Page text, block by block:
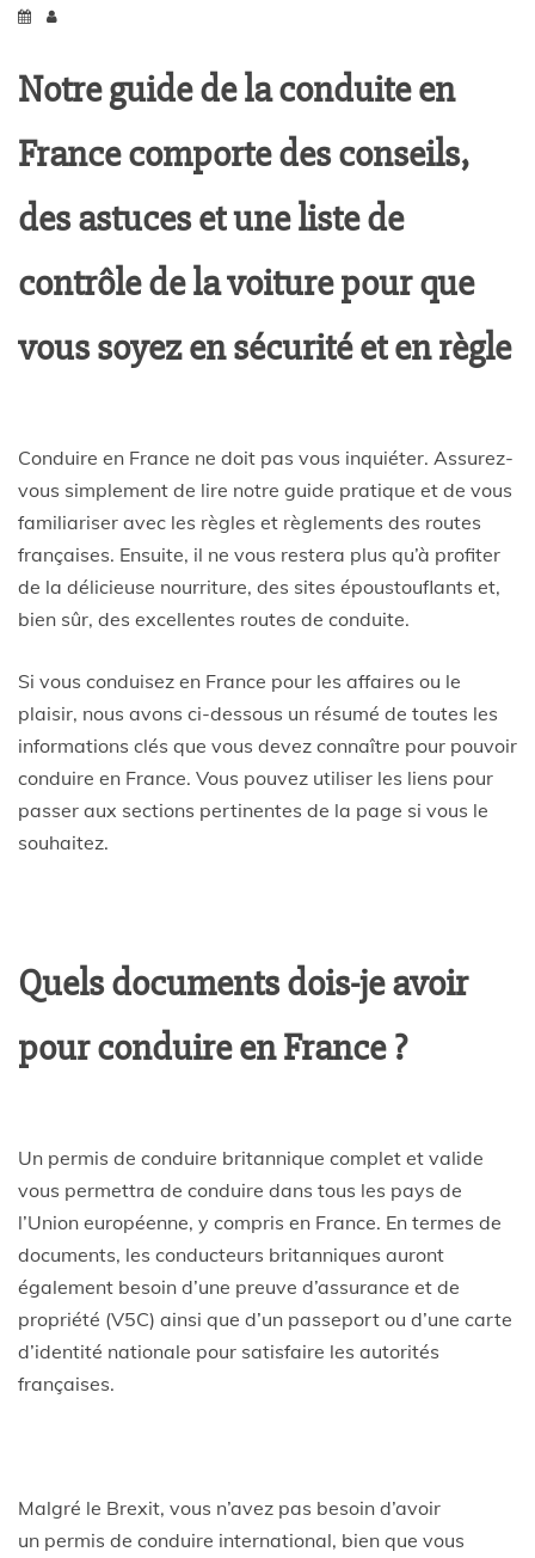
Notre guide de la conduite en
France comporte des conseils,
des astuces et une liste de
contrôle de la voiture pour que
vous soyez en sécurité et en règle
Conduire en France ne doit pas vous inquiéter. Assurez-
vous simplement de lire notre guide pratique et de vous
familiariser avec les règles et règlements des routes
françaises. Ensuite, il ne vous restera plus qu’à profiter
de la délicieuse nourriture, des sites époustouflants et,
bien sûr, des excellentes routes de conduite.
Si vous conduisez en France pour les affaires ou le
plaisir, nous avons ci-dessous un résumé de toutes les
informations clés que vous devez connaître pour pouvoir
conduire en France. Vous pouvez utiliser les liens pour
passer aux sections pertinentes de la page si vous le
souhaitez.
Quels documents dois-je avoir
pour conduire en France ?
Un permis de conduire britannique complet et valide
vous permettra de conduire dans tous les pays de
l’Union européenne, y compris en France. En termes de
documents, les conducteurs britanniques auront
également besoin d’une preuve d’assurance et de
propriété (V5C) ainsi que d’un passeport ou d’une carte
d’identité nationale pour satisfaire les autorités
françaises.
Malgré le Brexit, vous n’avez pas besoin d’avoir
un permis de conduire international, bien que vous